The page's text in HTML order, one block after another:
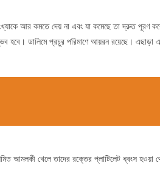
আর কমতে দেয় না এবং যা কমেছে তা দ্রুত পূরণ
হবে। ডালিমে প্রচুর পরিমাণে আয়রন রয়েছে। এছাড়া
আমলকী খেলে তাদের রক্তের প্লাটিলেট ধ্বংস হওয়া